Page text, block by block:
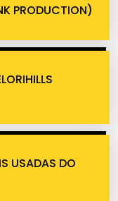
PRODUCTION)
USADAS DO